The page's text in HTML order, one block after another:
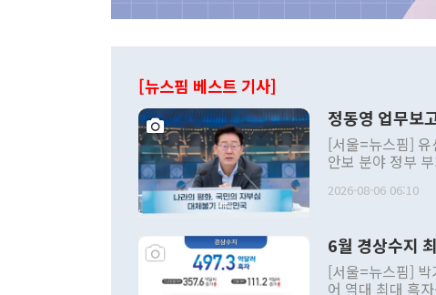
[뉴스핌 베스트 기사]
정동영 업무보
[서울=뉴스핌] 유
안보 분야 정부
발언 중에는 정부
주의적 희망에 근
관의 대북 정책
관 부처 장관이
2026-08-06 06:10
6월 경상수지
[서울=뉴스핌] 박
어 역대 최대 흑